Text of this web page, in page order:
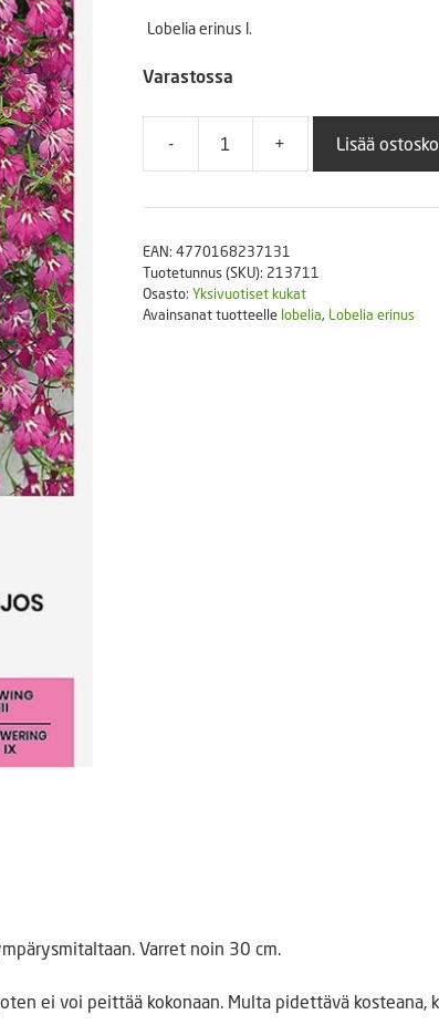
Lobelia erinus l.
Varastossa
-
Riippalobelia
cascade
+ Lisää
EAN: 4770168237131
Tuotetunnus (SKU): 213711
Osasto: Yksivuotiset kukat
Avainsanat tuotteelle lobelia, Lobelia erinus
Varret noin 30 cm.
ei voi peittää kokonaan. Multa pidettävä kosteana,